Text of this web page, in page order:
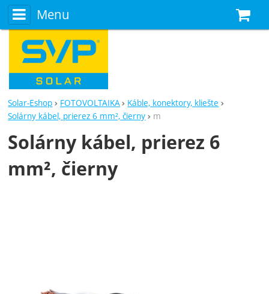
Menu
Solar-Eshop FOTOVOLTAIKA
Káble, konektory, kliešte
Solárny kábel, prierez 6 mm², čierny
m
Solárny kábel, prierez 6
mm², čierny